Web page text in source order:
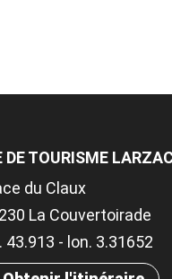
DE TOURISME
du Claux
La Couvertoirade
43.913 - lon. 3.31652